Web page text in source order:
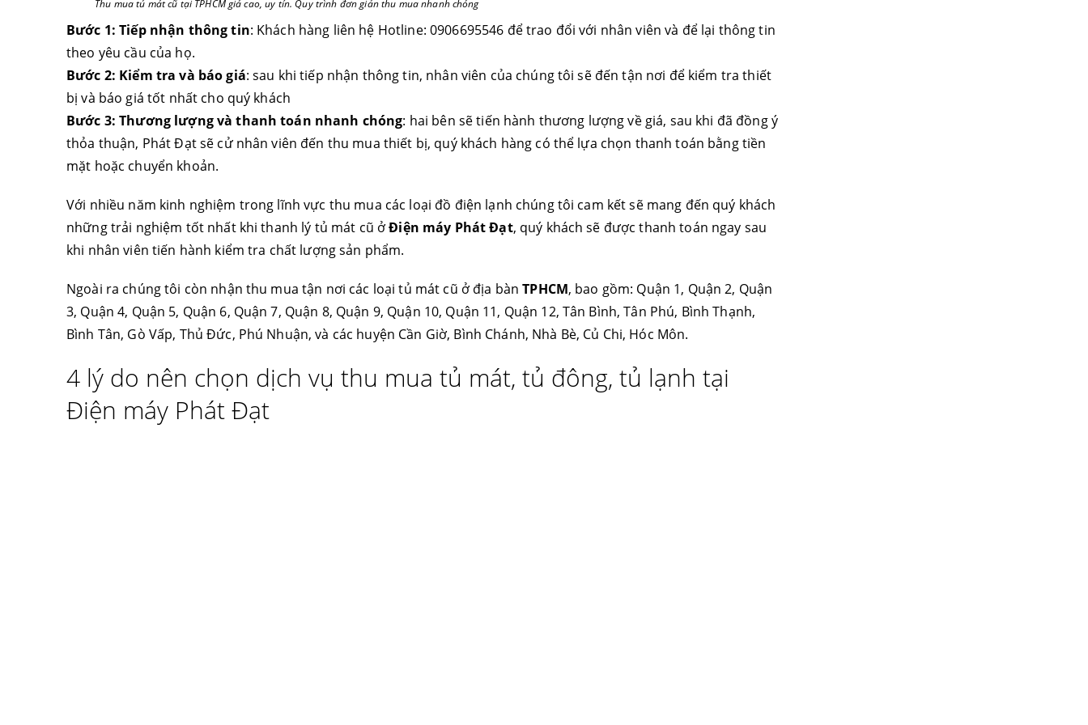
Thu mua tủ mát cũ tại TPHCM giá cao, uy tín. Quy trình đơn giản thu mua nhanh chóng
Bước 1: Tiếp nhận thông tin: Khách hàng liên hệ Hotline: 0906695546 để trao đổi với nhân viên và để lại thông tin
theo yêu cầu của họ.
Bước 2: Kiểm tra và báo giá: sau khi tiếp nhận thông tin, nhân viên của chúng tôi sẽ đến tận nơi để kiểm tra thiết
bị và báo giá tốt nhất cho quý khách
Bước 3: Thương lượng và thanh toán nhanh chóng: hai bên sẽ tiến hành thương lượng về giá, sau khi đã đồng ý
thỏa thuận, Phát Đạt sẽ cử nhân viên đến thu mua thiết bị, quý khách hàng có thể lựa chọn thanh toán bằng tiền
mặt hoặc chuyển khoản.
Với nhiều năm kinh nghiệm trong lĩnh vực thu mua các loại đồ điện lạnh chúng tôi cam kết sẽ mang đến quý khách
những trải nghiệm tốt nhất khi thanh lý tủ mát cũ ởĐiện máy Phát Đạt, quý khách sẽ được thanh toán ngay sau
khi nhân viên tiến hành kiểm tra chất lượng sản phẩm.
Ngoài ra chúng tôi còn nhận thu mua tận nơi các loại tủ mát cũ ở địa bànTPHCM, bao gồm: Quận 1, Quận 2, Quận
3, Quận 4, Quận 5, Quận 6, Quận 7, Quận 8, Quận 9, Quận 10, Quận 11, Quận 12, Tân Bình, Tân Phú, Bình Thạnh,
Bình Tân, Gò Vấp, Thủ Đức, Phú Nhuận, và các huyện Cần Giờ, Bình Chánh, Nhà Bè, Củ Chi, Hóc Môn.
4 lý do nên chọn dịch vụ thu mua tủ mát, tủ đông, tủ lạnh tại
Điện máy Phát Đạt